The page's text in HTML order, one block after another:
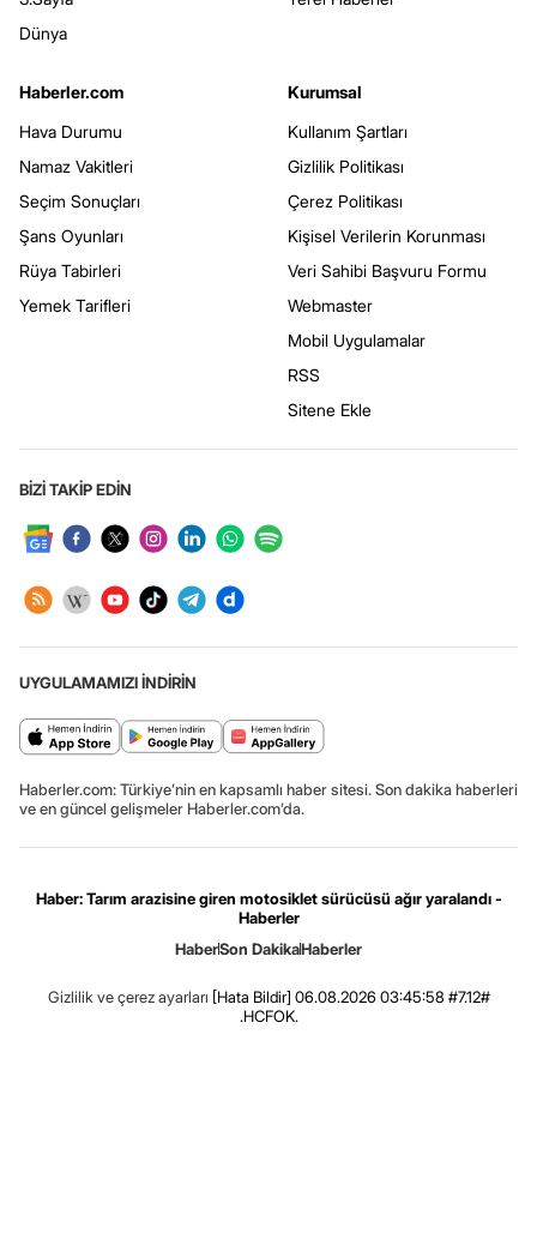
Dünya
Haberler.com
Hava Durumu
Namaz Vakitleri
Seçim Sonuçları
Şans Oyunları
Rüya Tabirleri
Yemek Tarifleri
Kurumsal
Kullanım Şartları
Gizlilik Politikası
Çerez Politikası
Kişisel Verilerin Korunması
Veri Sahibi Başvuru Formu
Webmaster
Mobil Uygulamalar
RSS
Sitene Ekle
BİZİ TAKİP EDİN
UYGULAMAMIZI İNDİRİN
Haberler.com: Türkiye’nin en kapsamlı haber sitesi. Son dakika haberleri
ve en güncel gelişmeler Haberler.com’da.
Haber: Tarım arazisine giren motosiklet sürücüsü ağır yaralandı -
Haberler
HaberSon DakikaHaberler
Gizlilik ve çerez ayarları [Hata Bildir] 06.08.2026 03:45:58 #7.12#
.HCFOK.